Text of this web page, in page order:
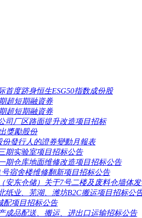
首度跻身恒生ESG50指数成份股
超短期融資券
超短期融資券
司厂区路面提升改造项目招标
獎勵股份
份發行人的證券變動月報表
期实验室项目招标公告
期仓库地面维修改造项目招标公告
宿舍楼维修翻新项目招标公告
安东仓储）关于7号二楼及废料仓墙体
纸业、芜湖、潍坊B2C搬运项目招标公
配项目招标公告
成品配送、搬运、进出口运输招标公告